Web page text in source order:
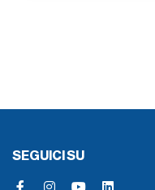
SEGUICI SU